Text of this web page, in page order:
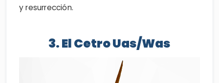
y resurrección.
3. El Cetro Uas/Was